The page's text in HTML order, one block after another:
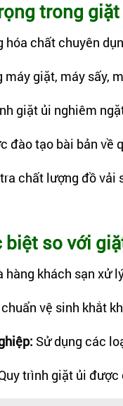
trong
hóa chất chuyên
máy giặt, máy sấy,
giặt ủi nghiêm
đào tạo bài bản về
chất lượng đồ vải
biệt so với
hàng khách sạn xử
vệ sinh khắt
Sử dụng các
trình giặt ủi